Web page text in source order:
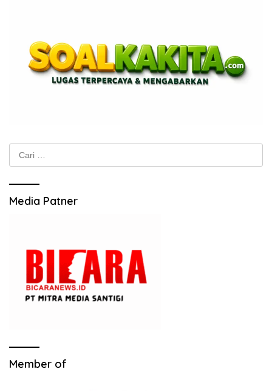
Media Patner
Member of